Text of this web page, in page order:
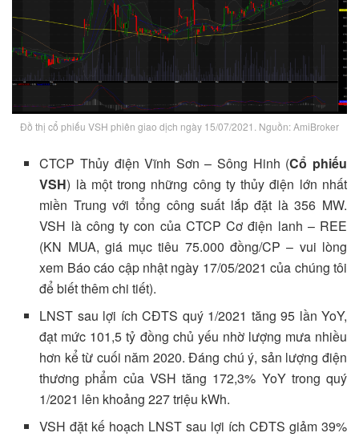
Đồ thị cổ phiếu VSH phiên giao dịch ngày 15/07/2021. Nguồn: AmiBroker
CTCP Thủy điện Vĩnh Sơn – Sông Hinh (Cổ phiếu
VSH) là một trong những công ty thủy điện lớn nhất
miền Trung với tổng công suất lắp đặt là 356 MW.
VSH là công ty con của CTCP Cơ điện lanh – REE
(KN MUA, giá mục tiêu 75.000 đồng/CP – vui lòng
xem Báo cáo cập nhật ngày 17/05/2021 của chúng tôi
để biết thêm chi tiết).
LNST sau lợi ích CĐTS quý 1/2021 tăng 95 lần YoY,
đạt mức 101,5 tỷ đồng chủ yếu nhờ lượng mưa nhiều
hơn kể từ cuối năm 2020. Đáng chú ý, sản lượng điện
thương phẩm của VSH tăng 172,3% YoY trong quý
1/2021 lên khoảng 227 triệu kWh.
VSH đặt kế hoạch LNST sau lợi ích CĐTS giảm 39%